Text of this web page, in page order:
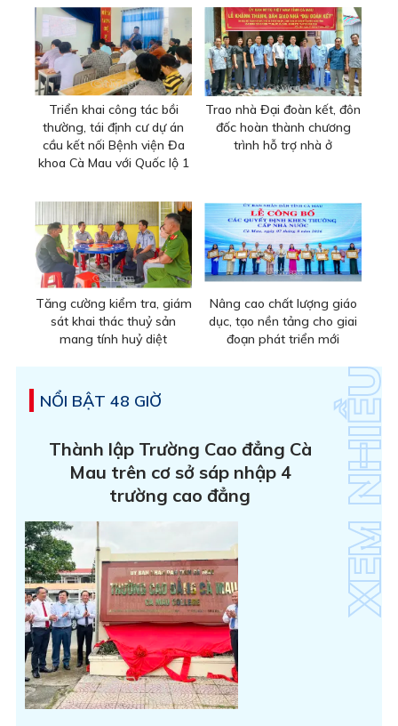
Triển khai công tác bồi
thường, tái định cư dự án
cầu kết nối Bệnh viện Đa
khoa Cà Mau với Quốc lộ 1
Trao nhà Đại đoàn kết, đôn
đốc hoàn thành chương
trình hỗ trợ nhà ở
Tăng cường kiểm tra, giám
sát khai thác thuỷ sản
mang tính huỷ diệt
Nâng cao chất lượng giáo
dục, tạo nền tảng cho giai
đoạn phát triển mới
NỔI BẬT 48 GIỜ
Thành lập Trường Cao đẳng Cà
Mau trên cơ sở sáp nhập 4
trường cao đẳng